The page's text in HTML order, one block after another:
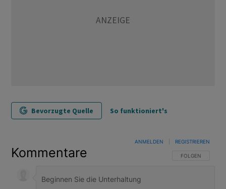
Bevorzugte Quelle So funktioniert's
Kommentare FOLGE DIESER
FOLGEN
ANMELDEN REGISTRIEREN